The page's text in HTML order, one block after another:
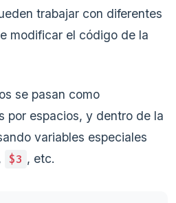
trabajar con diferentes
modificar el código de la
se pasan como
por espacios, y dentro de la
variables especiales
$3 , etc.